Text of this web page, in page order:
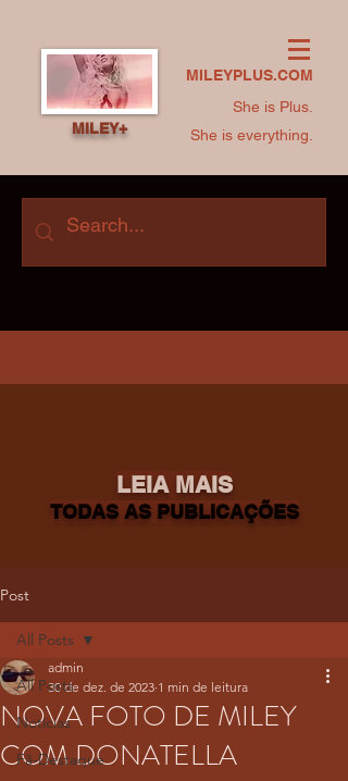
MILEYPLUS.COM
She is Plus.
She is everything.
MILEY+
LEIA MAIS
TODAS AS PUBLICAÇÕES
Post
All Posts
Notícias
Fã-Destaque
All Posts
NOVA FOTO DE MILEY
COM DONATELLA
admin
30 de dez. de 2023 1 min de leitura